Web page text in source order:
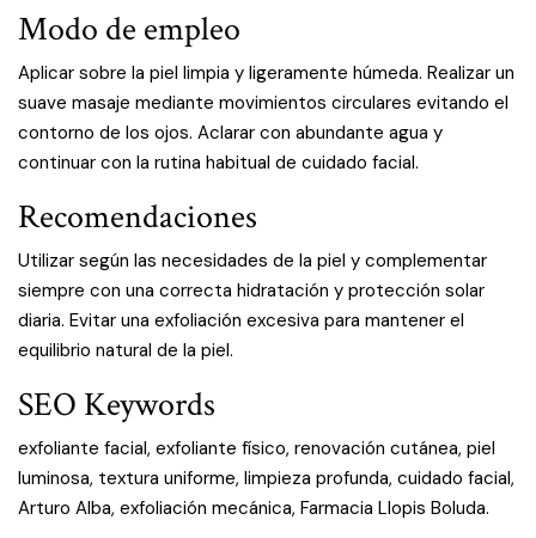
Modo de empleo
Aplicar sobre la piel limpia y ligeramente húmeda. Realizar un
suave masaje mediante movimientos circulares evitando el
contorno de los ojos. Aclarar con abundante agua y
continuar con la rutina habitual de cuidado facial.
Recomendaciones
Utilizar según las necesidades de la piel y complementar
siempre con una correcta hidratación y protección solar
diaria. Evitar una exfoliación excesiva para mantener el
equilibrio natural de la piel.
SEO Keywords
exfoliante facial, exfoliante físico, renovación cutánea, piel
luminosa, textura uniforme, limpieza profunda, cuidado facial,
Arturo Alba, exfoliación mecánica, Farmacia Llopis Boluda.